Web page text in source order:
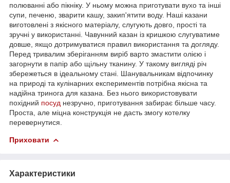
полюванні або пікніку. У ньому можна приготувати вухо та інші
супи, печеню, зварити кашу, закип'ятити воду. Наші казани
виготовлені з якісного матеріалу, слугують довго, прості та
зручні у використанні. Чавунний казан із кришкою слугуватиме
довше, якщо дотримуватися правил використання та догляду.
Перед тривалим зберіганням виріб варто змастити олією і
загорнути в папір або щільну тканину. У такому вигляді річ
збережеться в ідеальному стані. Шанувальникам відпочинку
на природі та кулінарних експериментів потрібна якісна та
надійна тринога для казана. Без нього використовувати
похідний посуд незручно, приготування забирає більше часу.
Проста, але міцна конструкція не дасть змогу котелку
перевернутися.
Приховати
Характеристики